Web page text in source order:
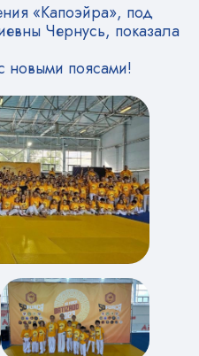
«Капоэйра», под
Чернусь, показала
новыми поясами!